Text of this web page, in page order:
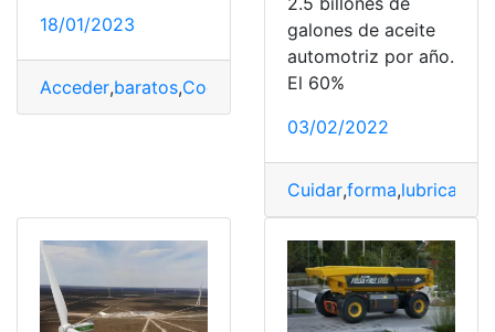
18/01/2023
Acceder,baratos,Coches contaminación
galones de aceite
automotriz por año.
El 60%
03/02/2022
Cuidar,forma,